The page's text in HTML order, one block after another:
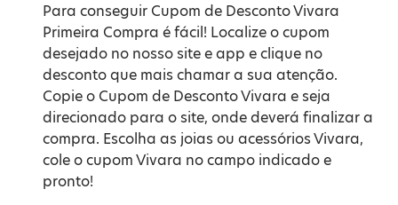
Para conseguir Cupom de Desconto Vivara
Primeira Compra é fácil! Localize o cupom
desejado no nosso site e app e clique no
desconto que mais chamar a sua atenção.
Copie o Cupom de Desconto Vivara e seja
direcionado para o site, onde deverá finalizar a
compra. Escolha as joias ou acessórios Vivara,
cole o cupom Vivara no campo indicado e
pronto!